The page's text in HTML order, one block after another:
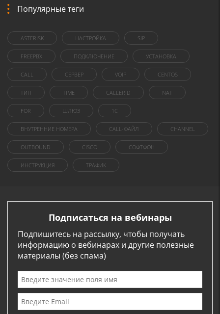
Популярные теги
ASTERISK НАСТРОЙКА SIP
FREEPBX ПОДКЛЮЧЕНИЕ УСТАНОВКА
CALL СЕРВЕР VOIP CENTOS
ТИП TIME CALLERID NAT
FOR ШЛЮЗ 1C
ВНУТРЕННИЕ НОМЕРА CALL-ФАЙЛ CHANNEL
OUTBOUND CISCO СОФТФОН
ИНСТРУКЦИЯ ТРАФИК
Подписаться на вебинары
Подпишитесь на рассылку, чтобы получать
информацию о вебинарах и другие полезные
материалы (без спама)